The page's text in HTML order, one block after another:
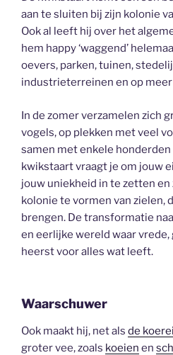
aan te sluiten bij zijn kolonie
Ook al leeft hij over het
hem happy ‘waggend’
oevers, parken, tuinen,
industrieterreinen en op
In de zomer verzamelen zich
vogels, op plekken met veel
samen met enkele honderden
kwikstaart vraagt je om jouw
jouw uniekheid in te zetten
kolonie te vormen van zielen,
brengen. De transformatie
en eerlijke wereld waar
heerst voor alles wat leeft.
Waarschuwer
Ook maakt hij, net als de
groter vee, zoals koeien en